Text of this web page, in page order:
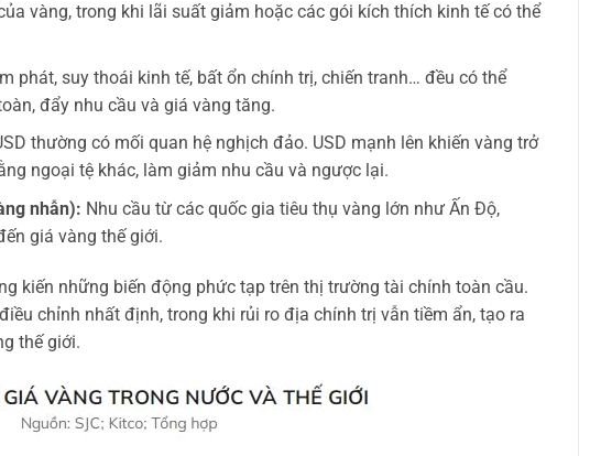
vàng, trong khi lãi suất giảm hoặc các gói kích thích kinh tế có thể
phát, suy thoái kinh tế, bất ổn chính trị, chiến tranh… đều có thể
đẩy nhu cầu và giá vàng tăng.
thường có mối quan hệ nghịch đảo. USD mạnh lên khiến vàng trở
ngoại tệ khác, làm giảm nhu cầu và ngược lại.
nhẫn): Nhu cầu từ các quốc gia tiêu thụ vàng lớn như Ấn Độ,
giá vàng thế giới.
kiến những biến động phức tạp trên thị trường tài chính toàn cầu.
chỉnh nhất định, trong khi rủi ro địa chính trị vẫn tiềm ẩn, tạo ra
thế giới.